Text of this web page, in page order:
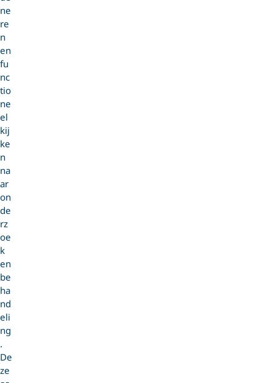
ne
re
n
en
fu
nc
tio
ne
el
kij
ke
n
na
ar
on
de
rz
oe
k
en
be
ha
nd
eli
ng
.
De
ze